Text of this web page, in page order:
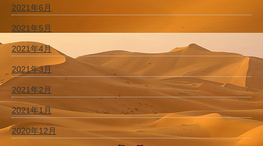
2021年6月
2021年5月
2021年4月
2021年3月
2021年2月
2021年1月
2020年12月